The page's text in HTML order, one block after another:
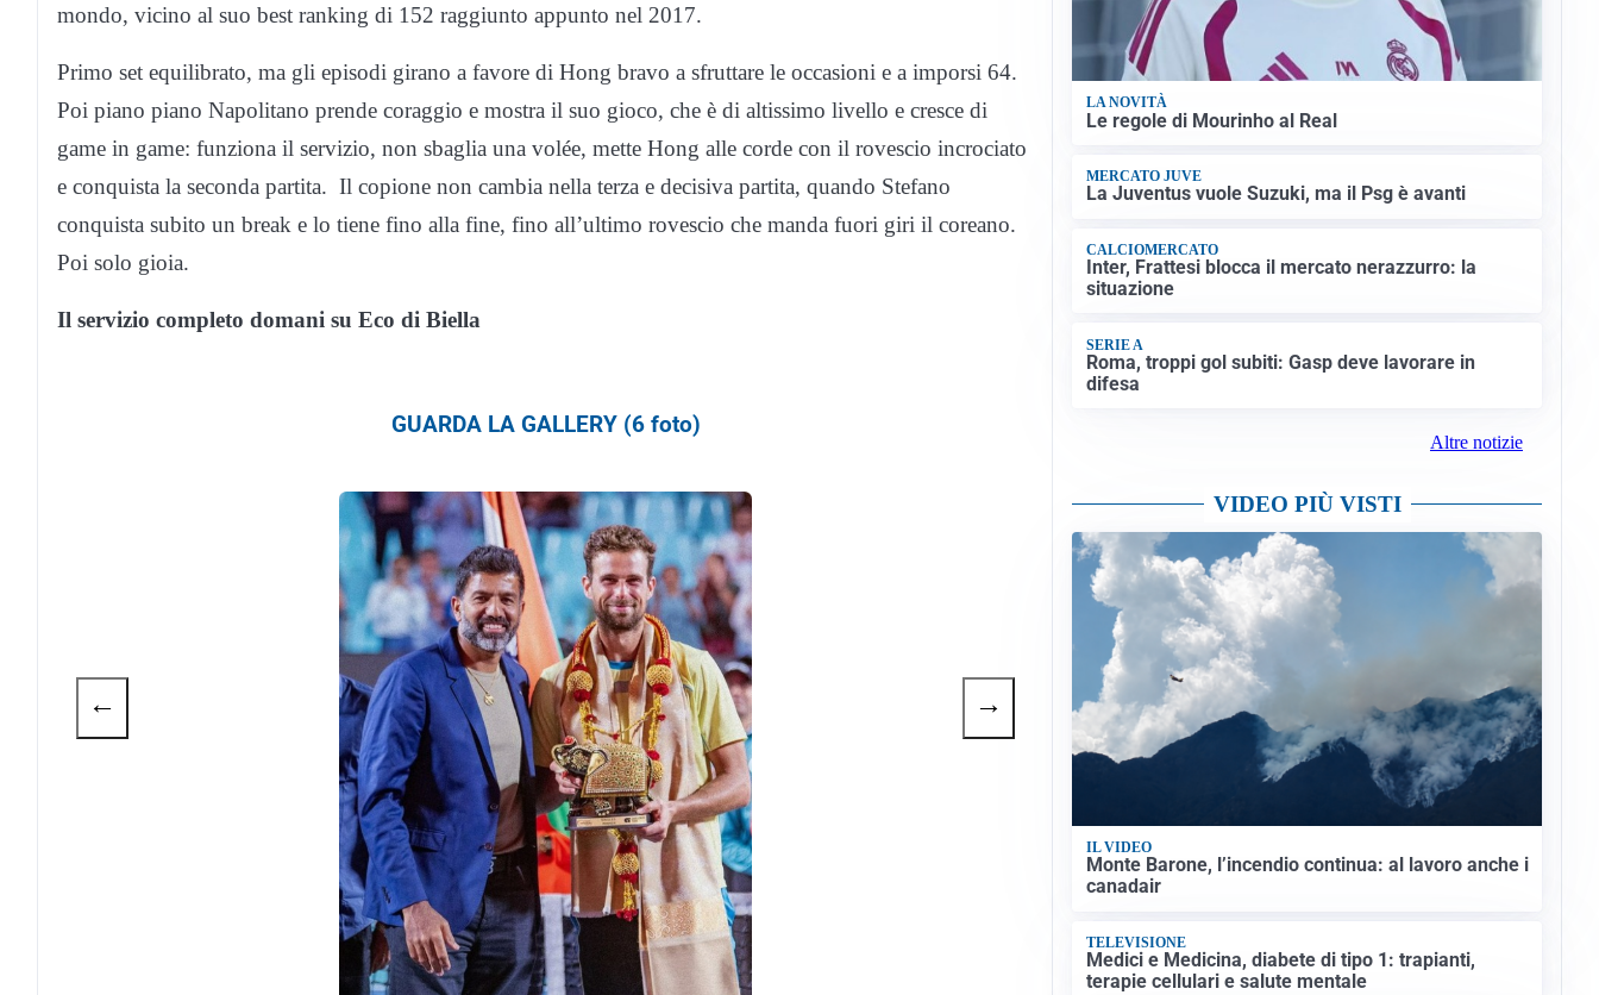
mondo, vicino al suo best ranking di 152 raggiunto appunto nel 2017.
Primo set equilibrato, ma gli episodi girano a favore di Hong bravo a sfruttare le occasioni e a imporsi 64.
Poi piano piano Napolitano prende coraggio e mostra il suo gioco, che è di altissimo livello e cresce di
game in game: funziona il servizio, non sbaglia una volée, mette Hong alle corde con il rovescio incrociato
e conquista la seconda partita. Il copione non cambia nella terza e decisiva partita, quando Stefano
conquista subito un break e lo tiene fino alla fine, fino all’ultimo rovescio che manda fuori giri il coreano.
Poi solo gioia.
Il servizio completo domani su Eco di Biella
GUARDA LA GALLERY (6 foto)
← →
LA NOVITÀ
Le regole di Mourinho al Real
MERCATO JUVE
La Juventus vuole Suzuki, ma il Psg è avanti
CALCIOMERCATO
Inter, Frattesi blocca il mercato nerazzurro: la
situazione
SERIE A
Roma, troppi gol subiti: Gasp deve lavorare in
difesa
Altre notizie
VIDEO PIÙ VISTI
IL VIDEO
Monte Barone, l’incendio continua: al lavoro anche i
canadair
TELEVISIONE
Medici e Medicina, diabete di tipo 1: trapianti,
terapie cellulari e salute mentale